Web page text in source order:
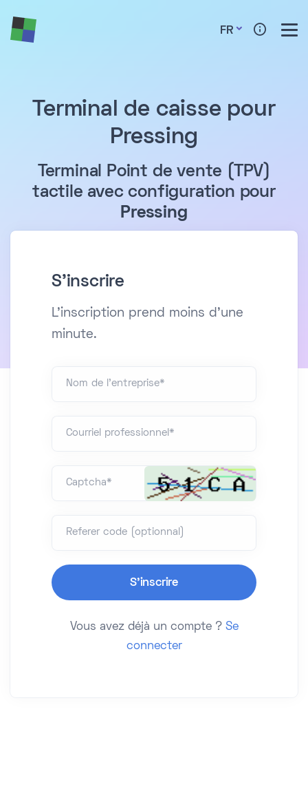
FR
Terminal de caisse pour
Pressing
Terminal Point de vente (TPV)
tactile avec configuration pour
Pressing
S'inscrire
L'inscription prend moins d'une
minute.
Nom de l'entreprise*
Courriel professionnel*
Captcha*
Referer code (optionnal)
Vous avez déjà un compte ? Se
connecter